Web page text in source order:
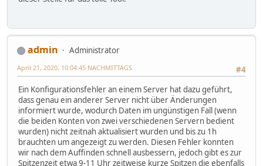
admin
Administrator
#4
April 21, 2020, 10:04:45 NACHMITTAGS
Ein Konfigurationsfehler an einem Server hat dazu geführt,
dass genau ein anderer Server nicht über Änderungen
informiert wurde, wodurch Daten im ungünstigen Fall (wenn
die beiden Konten von zwei verschiedenen Servern bedient
wurden) nicht zeitnah aktualisiert wurden und bis zu 1h
brauchten um angezeigt zu werden. Diesen Fehler konnten
wir nach dem Auffinden schnell ausbessern, jedoch gibt es zur
Spitzenzeit etwa 9-11 Uhr zeitweise kurze Spitzen die ebenfalls